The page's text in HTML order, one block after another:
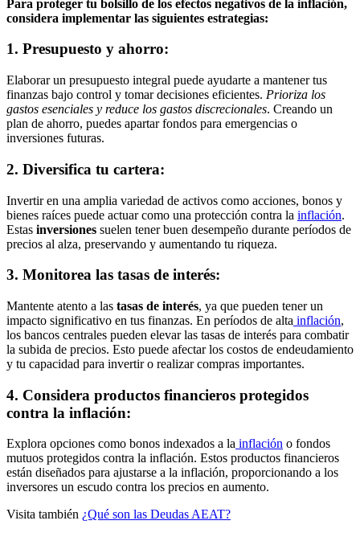
Para proteger tu bolsillo de los efectos negativos de la inflación,
considera implementar las siguientes estrategias:
1. Presupuesto y ahorro:
Elaborar un presupuesto integral puede ayudarte a mantener tus
finanzas bajo control y tomar decisiones eficientes. Prioriza los
gastos esenciales y reduce los gastos discrecionales. Creando un
plan de ahorro, puedes apartar fondos para emergencias o
inversiones futuras.
2. Diversifica tu cartera:
Invertir en una amplia variedad de activos como acciones, bonos y
bienes raíces puede actuar como una protección contra la inflación.
Estas inversiones suelen tener buen desempeño durante períodos de
precios al alza, preservando y aumentando tu riqueza.
3. Monitorea las tasas de interés:
Mantente atento a las tasas de interés, ya que pueden tener un
impacto significativo en tus finanzas. En períodos de alta inflación,
los bancos centrales pueden elevar las tasas de interés para combatir
la subida de precios. Esto puede afectar los costos de endeudamiento
y tu capacidad para invertir o realizar compras importantes.
4. Considera productos financieros protegidos
contra la inflación:
Explora opciones como bonos indexados a la inflación o fondos
mutuos protegidos contra la inflación. Estos productos financieros
están diseñados para ajustarse a la inflación, proporcionando a los
inversores un escudo contra los precios en aumento.
Visita también ¿Qué son las Deudas AEAT?